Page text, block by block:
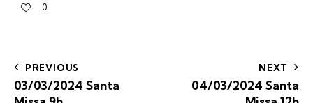
0
PREVIOUS
03/03/2024 Santa
NEXT
04/03/2024 Santa